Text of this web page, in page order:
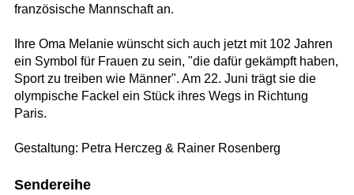
französische Mannschaft an.
Ihre Oma Melanie wünscht sich auch jetzt mit 102 Jahren
ein Symbol für Frauen zu sein, "die dafür gekämpft haben,
Sport zu treiben wie Männer". Am 22. Juni trägt sie die
olympische Fackel ein Stück ihres Wegs in Richtung
Paris.
Gestaltung: Petra Herczeg & Rainer Rosenberg
Sendereihe